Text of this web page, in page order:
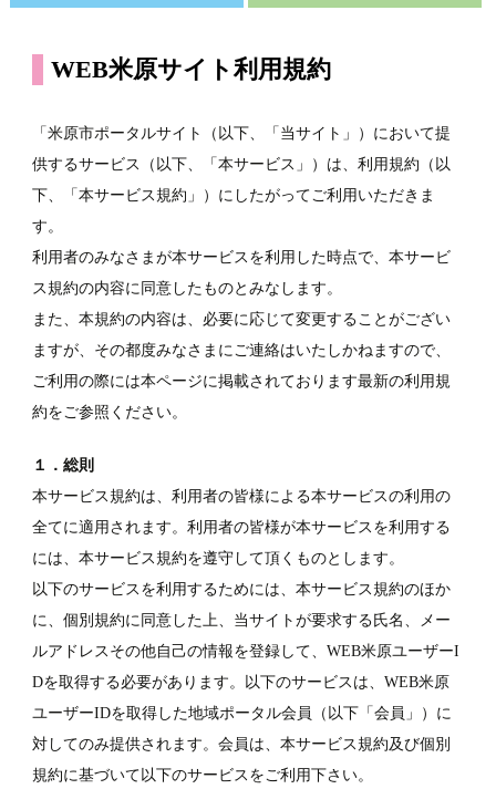
WEB米原サイト利用規約
「米原市ポータルサイト（以下、「当サイト」）において提
供するサービス（以下、「本サービス」）は、利用規約（以
下、「本サービス規約」）にしたがってご利用いただきま
す。
利用者のみなさまが本サービスを利用した時点で、本サービ
ス規約の内容に同意したものとみなします。
また、本規約の内容は、必要に応じて変更することがござい
ますが、その都度みなさまにご連絡はいたしかねますので、
ご利用の際には本ページに掲載されております最新の利用規
約をご参照ください。
１．総則
本サービス規約は、利用者の皆様による本サービスの利用の
全てに適用されます。利用者の皆様が本サービスを利用する
には、本サービス規約を遵守して頂くものとします。
以下のサービスを利用するためには、本サービス規約のほか
に、個別規約に同意した上、当サイトが要求する氏名、メー
ルアドレスその他自己の情報を登録して、WEB米原ユーザーI
Dを取得する必要があります。以下のサービスは、WEB米原
ユーザーIDを取得した地域ポータル会員（以下「会員」）に
対してのみ提供されます。会員は、本サービス規約及び個別
規約に基づいて以下のサービスをご利用下さい。